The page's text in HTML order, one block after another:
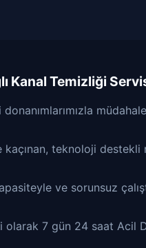
Kanal Temizliği
teknoloji destekli
ve sorunsuz
olarak 7 gün 24 saat Acil